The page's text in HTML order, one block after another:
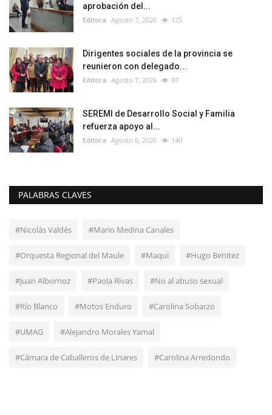
aprobación del...
Editora Agosto 7, 2026 125
Dirigentes sociales de la provincia se
reunieron con delegado...
Editora Agosto 7, 2026 97
SEREMI de Desarrollo Social y Familia
refuerza apoyo al...
Editora Agosto 6, 2026 140
PALABRAS CLAVES
#Nicolás Valdés #Mario Medina Canales
#Orquesta Regional del Maule #Maqui #Hugo Benitez
#Juan Albornoz #Paola Rivas #No al abuso sexual
#Río Blanco #Motos Enduro #Carolina Sobarzo
#UMAG #Alejandro Morales Yamal
#Cámara de Caballeros de Linares #Carolina Arredondo